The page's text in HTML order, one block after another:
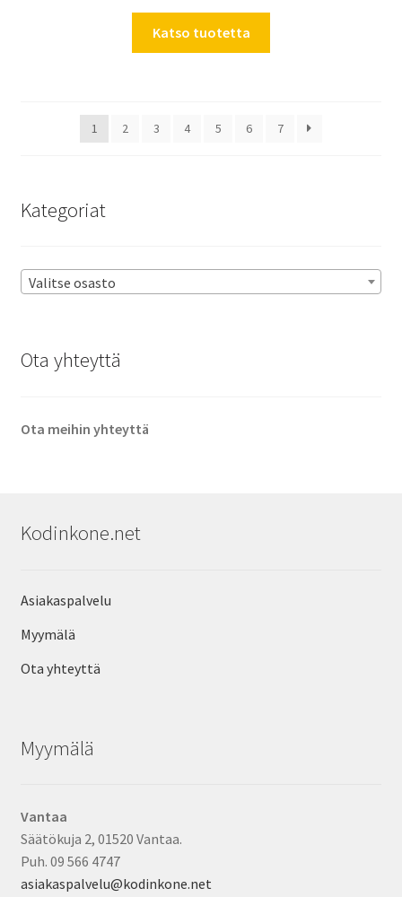
Katso tuotetta
1 2 3 4 5 6 7
Kategoriat
Valitse osasto
Ota yhteyttä
Ota meihin yhteyttä
Kodinkone.net
Asiakaspalvelu
Myymälä
Ota yhteyttä
Myymälä
Vantaa
Säätökuja 2, 01520 Vantaa.
Puh. 09 566 4747
asiakaspalvelu@kodinkone.net